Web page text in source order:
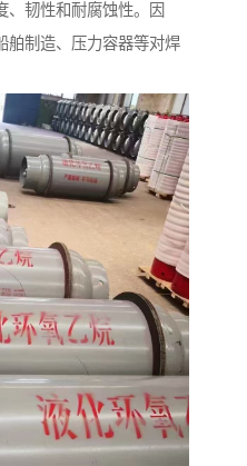
、韧性和耐腐蚀性。因
舶制造、压力容器等对焊